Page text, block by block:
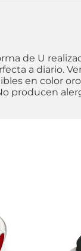
de U
a diario.
en color
producen